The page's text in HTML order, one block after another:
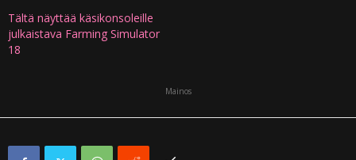
Tältä näyttää käsikonsoleille
julkaistava Farming Simulator
18
Mainos